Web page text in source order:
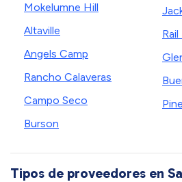
Mokelumne Hill
Altaville
Angels Camp
Rancho Calaveras
Campo Seco
Burson
Tipos de proveedores en